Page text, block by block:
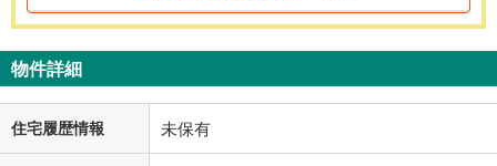
物件詳細
住宅履歴情報 未保有